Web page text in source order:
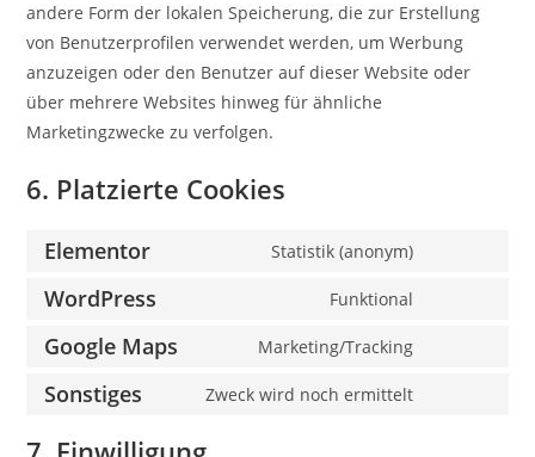
andere Form der lokalen Speicherung, die zur Erstellung
von Benutzerprofilen verwendet werden, um Werbung
anzuzeigen oder den Benutzer auf dieser Website oder
über mehrere Websites hinweg für ähnliche
Marketingzwecke zu verfolgen.
6. Platzierte Cookies
Elementor Statistik (anonym)
WordPress Funktional
Google Maps Marketing/Tracking
Sonstiges Zweck wird noch ermittelt